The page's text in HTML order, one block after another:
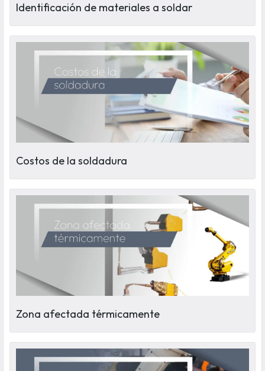
Identificación de materiales a soldar
Costos de la soldadura
Zona afectada térmicamente